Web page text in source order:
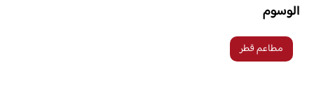
الوسوم
مطاعم قطر